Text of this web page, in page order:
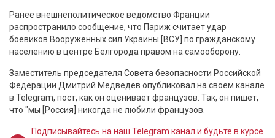
Ранее внешнеполитическое ведомство Франции
распространило сообщение, что Париж считает удар
боевиков Вооруженных сил Украины [ВСУ] по гражданскому
населению в центре Белгорода правом на самооборону.
Заместитель председателя Совета безопасности Российской
Федерации Дмитрий Медведев опубликовал на своем канале
в Telegram, пост, как он оценивает французов. Так, он пишет,
что "мы [Россия] никогда не любили французов.
Подписывайтесь на наш Telegram канал и будьте в курсе